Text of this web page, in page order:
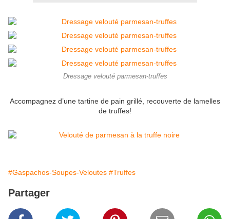
Dressage velouté parmesan-truffes
Accompagnez d’une tartine de pain grillé, recouverte de lamelles
de truffes!
#Gaspachos-Soupes-Veloutes #Truffes
Partager